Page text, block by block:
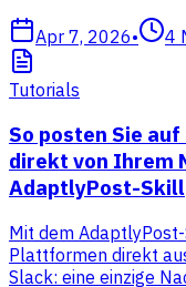
Apr 7, 2026• 4
Tutorials
So posten Sie
direkt von Ihrem
AdaptlyPost-Skill
Mit dem
Plattformen direkt
Slack: eine einzige